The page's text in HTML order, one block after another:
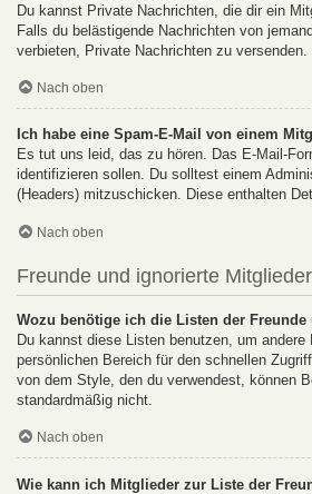
Du kannst Private Nachrichten, die dir ein
Falls du belästigende Nachrichten von
verbieten, Private Nachrichten zu versenden.
Nach oben
Ich habe eine Spam-E-Mail von einem
Es tut uns leid, das zu hören. Das E-Mail-
identifizieren sollen. Du solltest einem
(Headers) mitzuschicken. Diese enthalten
Nach oben
Freunde und ignorierte Mitglieder
Wozu benötige ich die Listen der
Du kannst diese Listen benutzen, um
persönlichen Bereich für den schnellen
von dem Style, den du verwendest, können
standardmäßig nicht.
Nach oben
Wie kann ich Mitglieder zur Liste der